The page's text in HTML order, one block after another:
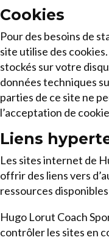
Cookies
Pour des besoins de
site utilise des
stockés sur votre
données techniques
parties de ce site ne
l’acceptation de
Liens
Les sites internet de
offrir des liens vers
ressources
Hugo Lorut Coach
contrôler les sites en